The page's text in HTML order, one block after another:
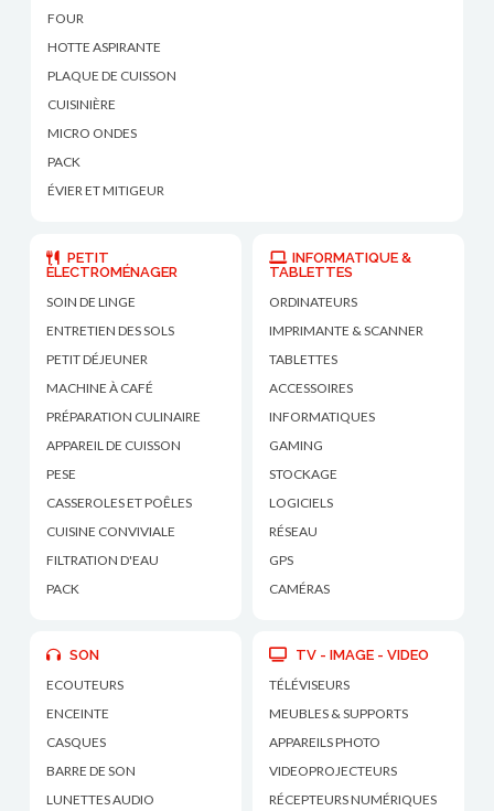
FOUR
HOTTE ASPIRANTE
PLAQUE DE CUISSON
CUISINIÈRE
MICRO ONDES
PACK
ÉVIER ET MITIGEUR
PETIT
ÉLECTROMÉNAGER
SOIN DE LINGE
ENTRETIEN DES SOLS
PETIT DÉJEUNER
MACHINE À CAFÉ
PRÉPARATION CULINAIRE
APPAREIL DE CUISSON
PESE
CASSEROLES ET POÊLES
CUISINE CONVIVIALE
FILTRATION D'EAU
PACK
INFORMATIQUE &
TABLETTES
ORDINATEURS
IMPRIMANTE & SCANNER
TABLETTES
ACCESSOIRES
INFORMATIQUES
GAMING
STOCKAGE
LOGICIELS
RÉSEAU
GPS
CAMÉRAS
SON
ECOUTEURS
ENCEINTE
CASQUES
BARRE DE SON
LUNETTES AUDIO
TV - IMAGE - VIDEO
TÉLÉVISEURS
MEUBLES & SUPPORTS
APPAREILS PHOTO
VIDEOPROJECTEURS
RÉCEPTEURS NUMÉRIQUES